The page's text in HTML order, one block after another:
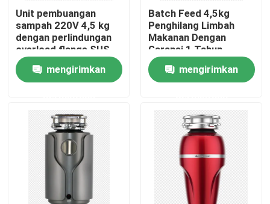
Wisata pabrik
Kontrol kualitas
Hubungi kami
Quote request suatu
Mesin pencuci piring komersial
Mesin Pencuci Piring Konveyor Rak
Unit pembuangan
sampah 220V 4,5 kg
dengan perlindungan
overload flange SUS
sink
mengirimkan
Batch Feed 4,5kg
Penghilang Limbah
Makanan Dengan
Garansi 1 Tahun
mengirimkan